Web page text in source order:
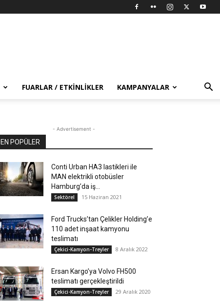
FUARLAR / ETKINLIKLER KAMPANYALAR
- Advertisement -
EN POPÜLER
Conti Urban HA3 lastikleri ile
MAN elektrikli otobüsler
Hamburg’da iş...
Sektörel 15 Haziran 2021
Ford Trucks’tan Çelikler Holding’e
110 adet inşaat kamyonu
teslimatı
Çekici-Kamyon-Treyler 8 Aralık 2022
Ersan Kargo’ya Volvo FH500
teslimatı gerçekleştirildi
Çekici-Kamyon-Treyler 29 Aralık 2020